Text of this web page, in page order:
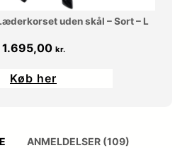
uden skål – Sort – L
1.695,00 kr.
Køb her
ANMELDELSER (109)